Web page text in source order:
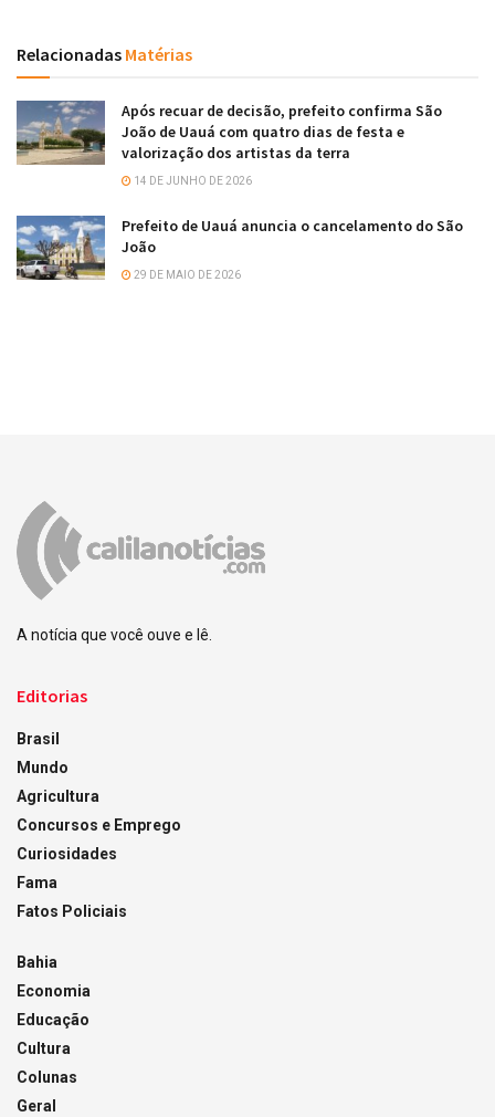
Relacionadas Matérias
Após recuar de decisão, prefeito confirma São
João de Uauá com quatro dias de festa e
valorização dos artistas da terra
14 DE JUNHO DE 2026
Prefeito de Uauá anuncia o cancelamento do São
João
29 DE MAIO DE 2026
A notícia que você ouve e lê.
Editorias
Brasil
Mundo
Agricultura
Concursos e Emprego
Curiosidades
Fama
Fatos Policiais
Bahia
Economia
Educação
Cultura
Colunas
Geral